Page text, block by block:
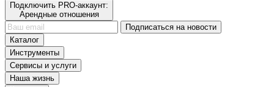
Подключить PRO-аккаунт:
Арендные отношения
Подписаться на новости
Каталог
Инструменты
Сервисы и услуги
Наша жизнь